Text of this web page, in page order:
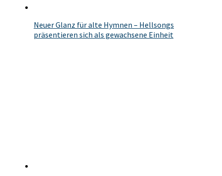
Neuer Glanz für alte Hymnen – Hellsongs
präsentieren sich als gewachsene Einheit